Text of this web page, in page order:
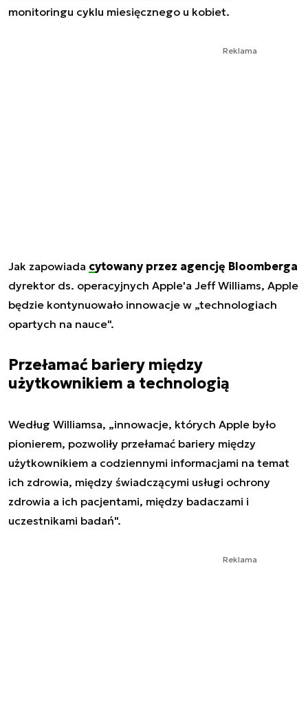
monitoringu cyklu miesięcznego u kobiet.
Reklama
Jak zapowiada cytowany przez agencję Bloomberga
dyrektor ds. operacyjnych Apple'a Jeff Williams, Apple
będzie kontynuowało innowacje w „technologiach
opartych na nauce".
Przełamać bariery między
użytkownikiem a technologią
Według Williamsa, „innowacje, których Apple było
pionierem, pozwoliły przełamać bariery między
użytkownikiem a codziennymi informacjami na temat
ich zdrowia, między świadczącymi usługi ochrony
zdrowia a ich pacjentami, między badaczami i
uczestnikami badań".
Reklama